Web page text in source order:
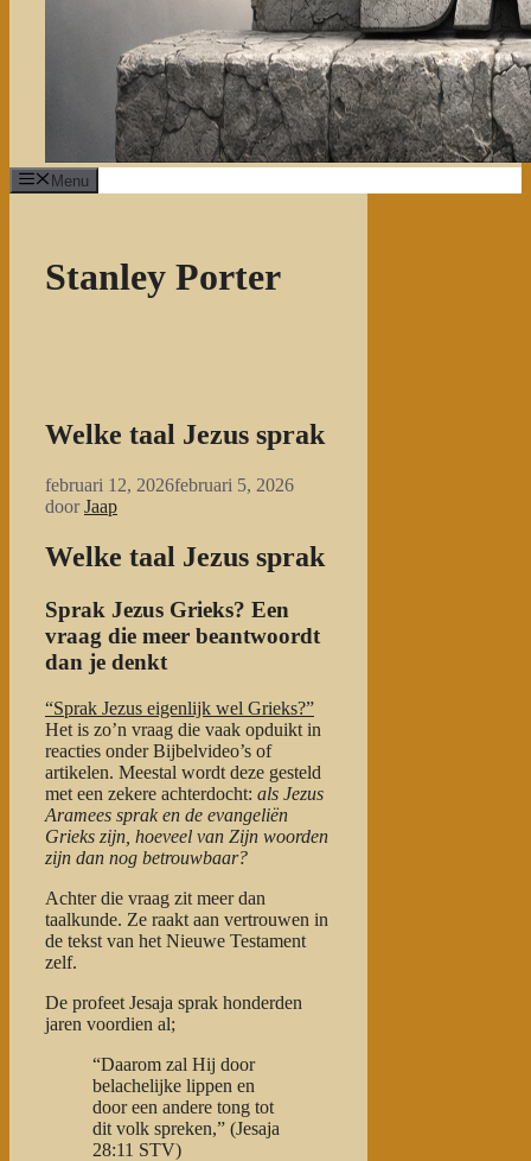
Menu
Stanley Porter
Welke taal Jezus sprak
februari 12, 2026februari 5, 2026
doorJaap
Welke taal Jezus sprak
Sprak Jezus Grieks? Een
vraag die meer beantwoordt
dan je denkt
“Sprak Jezus eigenlijk wel Grieks?”
Het is zo’n vraag die vaak opduikt in
reacties onder Bijbelvideo’s of
artikelen. Meestal wordt deze gesteld
met een zekere achterdocht: als Jezus
Aramees sprak en de evangeliën
Grieks zijn, hoeveel van Zijn woorden
zijn dan nog betrouwbaar?
Achter die vraag zit meer dan
taalkunde. Ze raakt aan vertrouwen in
de tekst van het Nieuwe Testament
zelf.
De profeet Jesaja sprak honderden
jaren voordien al;
“Daarom zal Hij door
belachelijke lippen en
door een andere tong tot
dit volk spreken,” (Jesaja
28:11 STV)